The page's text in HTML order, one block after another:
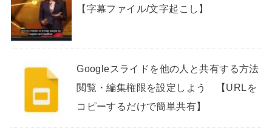
【字幕ファイル/文字起こし】
Googleスライドを他の人と共有する方法
閲覧・編集権限を設定しよう 【URLを
コピーするだけで簡単共有】